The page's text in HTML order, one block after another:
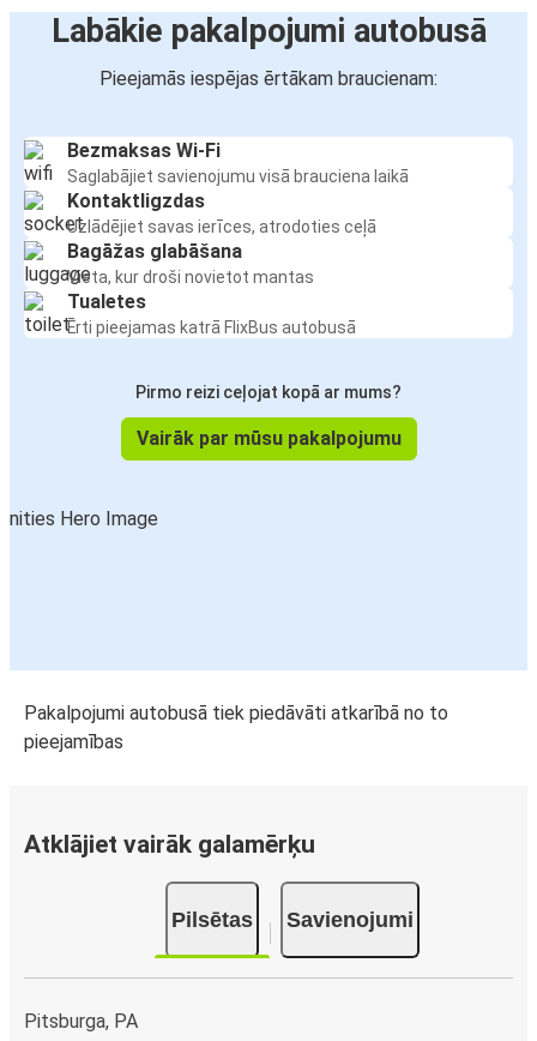
Labākie pakalpojumi autobusā
Pieejamās iespējas ērtākam braucienam:
Bezmaksas Wi-Fi
Saglabājiet savienojumu visā brauciena laikā
Kontaktligzdas
Uzlādējiet savas ierīces, atrodoties ceļā
Bagāžas glabāšana
Vieta, kur droši novietot mantas
Tualetes
Ērti pieejamas katrā FlixBus autobusā
Pirmo reizi ceļojat kopā ar mums?
Vairāk par mūsu pakalpojumu
Pakalpojumi autobusā tiek piedāvāti atkarībā no to
pieejamības
Atklājiet vairāk galamērķu
Pilsētas Savienojumi
Pitsburga, PA